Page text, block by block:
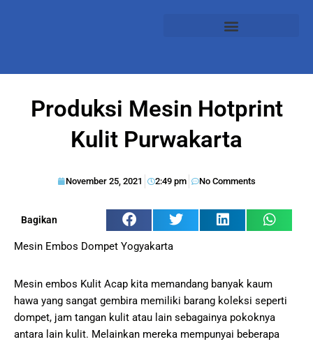
Produksi Mesin Hotprint
Kulit Purwakarta
November 25, 2021 2:49 pm No Comments
Bagikan
Mesin Embos Dompet Yogyakarta
Mesin embos Kulit Acap kita memandang banyak kaum
hawa yang sangat gembira memiliki barang koleksi seperti
dompet, jam tangan kulit atau lain sebagainya pokoknya
antara lain kulit. Melainkan mereka mempunyai beberapa